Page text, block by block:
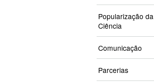
Popularização da
Ciência
Comunicação
Parcerias